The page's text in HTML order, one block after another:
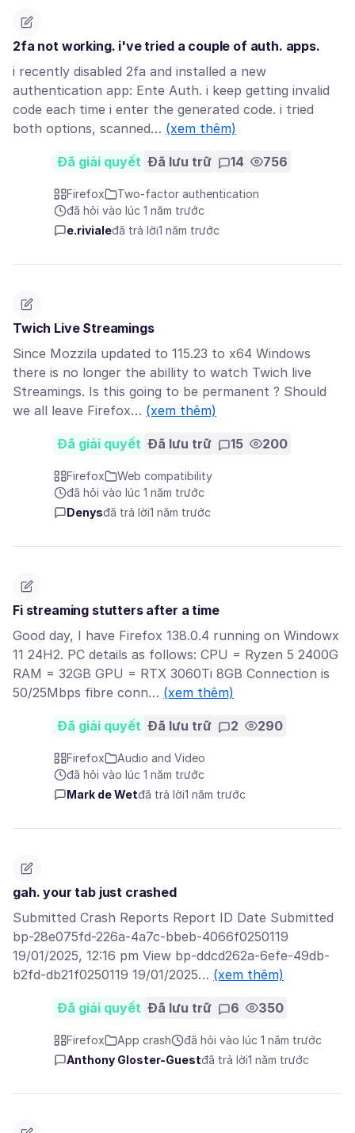
2fa not working. i've tried a couple of auth. apps.
i recently disabled 2fa and installed a new
authentication app: Ente Auth. i keep getting invalid
code each time i enter the generated code. i tried
both options, scanned… (xem thêm)
Đã giải quyết Đã lưu trữ 14 756
Firefox
Two-factor authentication
đã hỏi vào lúc 1 năm trước
e.rivialeđã trả lời1 năm trước
Twich Live Streamings
Since Mozzila updated to 115.23 to x64 Windows
there is no longer the abillity to watch Twich live
Streamings. Is this going to be permanent ? Should
we all leave Firefox… (xem thêm)
Đã giải quyết Đã lưu trữ 15 200
Firefox
Web compatibility
đã hỏi vào lúc 1 năm trước
Denysđã trả lời1 năm trước
Fi streaming stutters after a time
Good day, I have Firefox 138.0.4 running on Windowx
11 24H2. PC details as follows: CPU = Ryzen 5 2400G
RAM = 32GB GPU = RTX 3060Ti 8GB Connection is
50/25Mbps fibre conn… (xem thêm)
Đã giải quyết Đã lưu trữ 2 290
Firefox
Audio and Video
đã hỏi vào lúc 1 năm trước
Mark de Wetđã trả lời1 năm trước
gah. your tab just crashed
Submitted Crash Reports Report ID Date Submitted
bp-28e075fd-226a-4a7c-bbeb-4066f0250119
19/01/2025, 12:16 pm View bp-ddcd262a-6efe-49db-
b2fd-db21f0250119 19/01/2025… (xem thêm)
Đã giải quyết Đã lưu trữ 6 350
Firefox App crash
đã hỏi vào lúc 1 năm trước
Anthony Gloster-Guestđã trả lời1 năm trước